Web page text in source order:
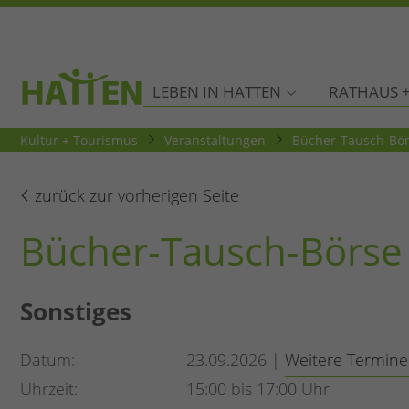
LEBEN IN HATTEN RATHAUS
Kultur + Tourismus Veranstaltungen Bücher-Tausch-
zurück zur vorherigen Seite
Bücher-Tausch-Börse
Sonstiges
Datum 23.09.2026 | Weitere
Uhrzeit
15:00 bis 17:00 Uhr